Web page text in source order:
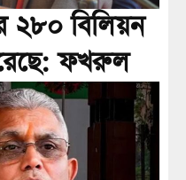
২৮০ বিলিয়ন
ফখরুল